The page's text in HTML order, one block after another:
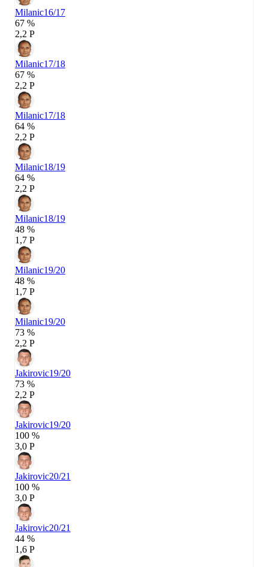
Milanic16/17
67 %
2,2 P
Milanic17/18
67 %
2,2 P
Milanic17/18
64 %
2,2 P
Milanic18/19
64 %
2,2 P
Milanic18/19
48 %
1,7 P
Milanic19/20
48 %
1,7 P
Milanic19/20
73 %
2,2 P
Jakirovic19/20
73 %
2,2 P
Jakirovic19/20
100 %
3,0 P
Jakirovic20/21
100 %
3,0 P
Jakirovic20/21
44 %
1,6 P